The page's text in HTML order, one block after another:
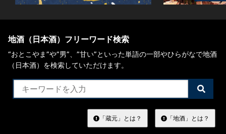
地酒（日本酒）フリーワード検索
“おとこやま”や“男”、”甘い”といった単語の一部やひらがなで地酒
（日本酒）を検索していただけます。
検
索
す
る
「蔵元」とは？ 「地酒」とは？